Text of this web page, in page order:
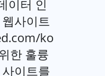
이터 인
사이트
ko
한 훌륭
이트를